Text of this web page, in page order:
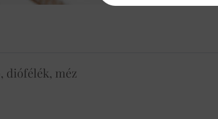
diófélék, méz